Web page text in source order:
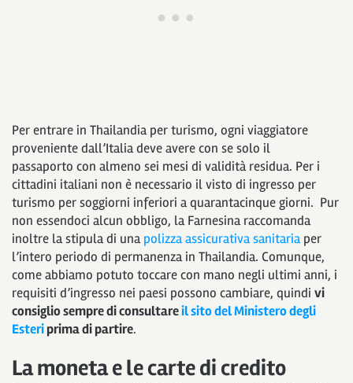
Per entrare in Thailandia per turismo, ogni viaggiatore
proveniente dall’Italia deve avere con se solo il
passaporto con almeno sei mesi di validità residua. Per i
cittadini italiani non è necessario il visto di ingresso per
turismo per soggiorni inferiori a quarantacinque giorni. Pur
non essendoci alcun obbligo, la Farnesina raccomanda
inoltre la stipula di unapolizza assicurativa sanitariaper
l’intero periodo di permanenza in Thailandia. Comunque,
come abbiamo potuto toccare con mano negli ultimi anni, i
requisiti d’ingresso nei paesi possono cambiare, quindi vi
consiglio sempre di consultareil sito del Ministero degli
Esteriprima di partire.
La moneta e le carte di credito